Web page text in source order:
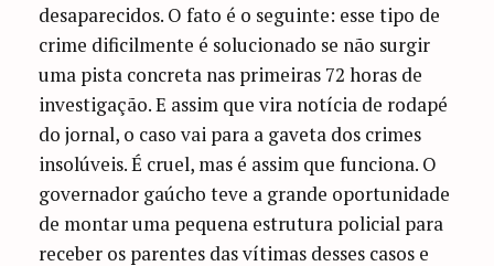
desaparecidos. O fato é o seguinte: esse tipo de
crime dificilmente é solucionado se não surgir
uma pista concreta nas primeiras 72 horas de
investigação. E assim que vira notícia de rodapé
do jornal, o caso vai para a gaveta dos crimes
insolúveis. É cruel, mas é assim que funciona. O
governador gaúcho teve a grande oportunidade
de montar uma pequena estrutura policial para
receber os parentes das vítimas desses casos e